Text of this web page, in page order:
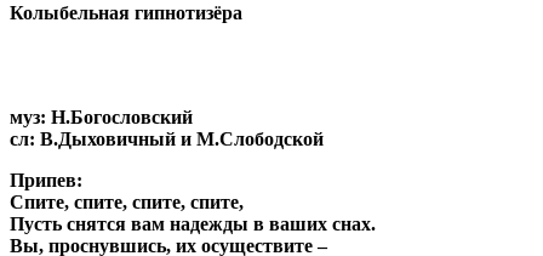
Колыбельная гипнотизёра
муз: Н.Богословский
сл: В.Дыховичный и М.Слободской
Припев:
Спите, спите, спите, спите,
Пусть снятся вам надежды в ваших снах.
Вы, проснувшись, их осуществите –